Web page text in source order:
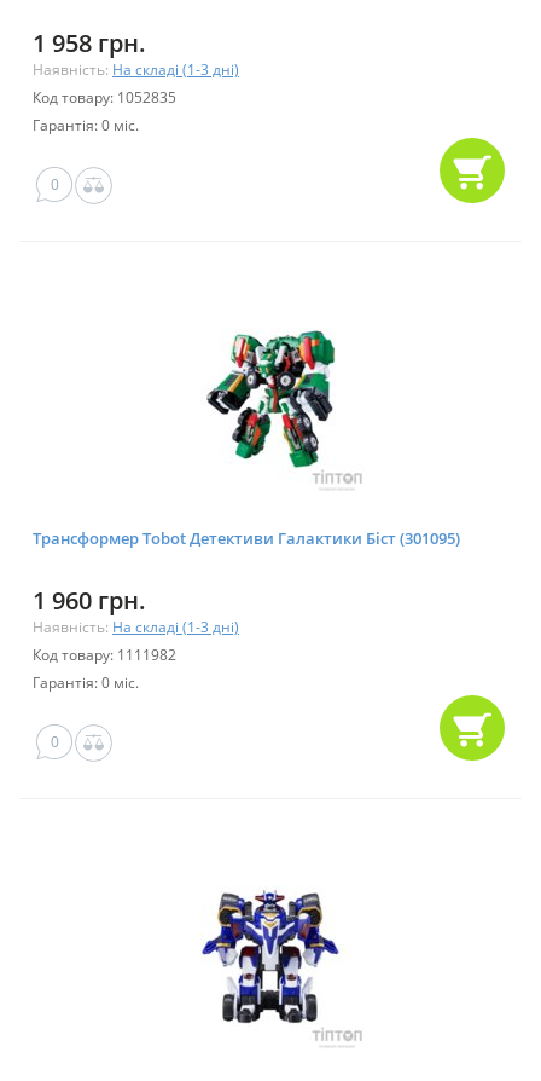
1 958 грн.
Наявність: На складі (1-3 дні)
Код товару: 1052835
Гарантія: 0 міс.
0
Трансформер Tobot Детективи Галактики Біст (301095)
1 960 грн.
Наявність: На складі (1-3 дні)
Код товару: 1111982
Гарантія: 0 міс.
0